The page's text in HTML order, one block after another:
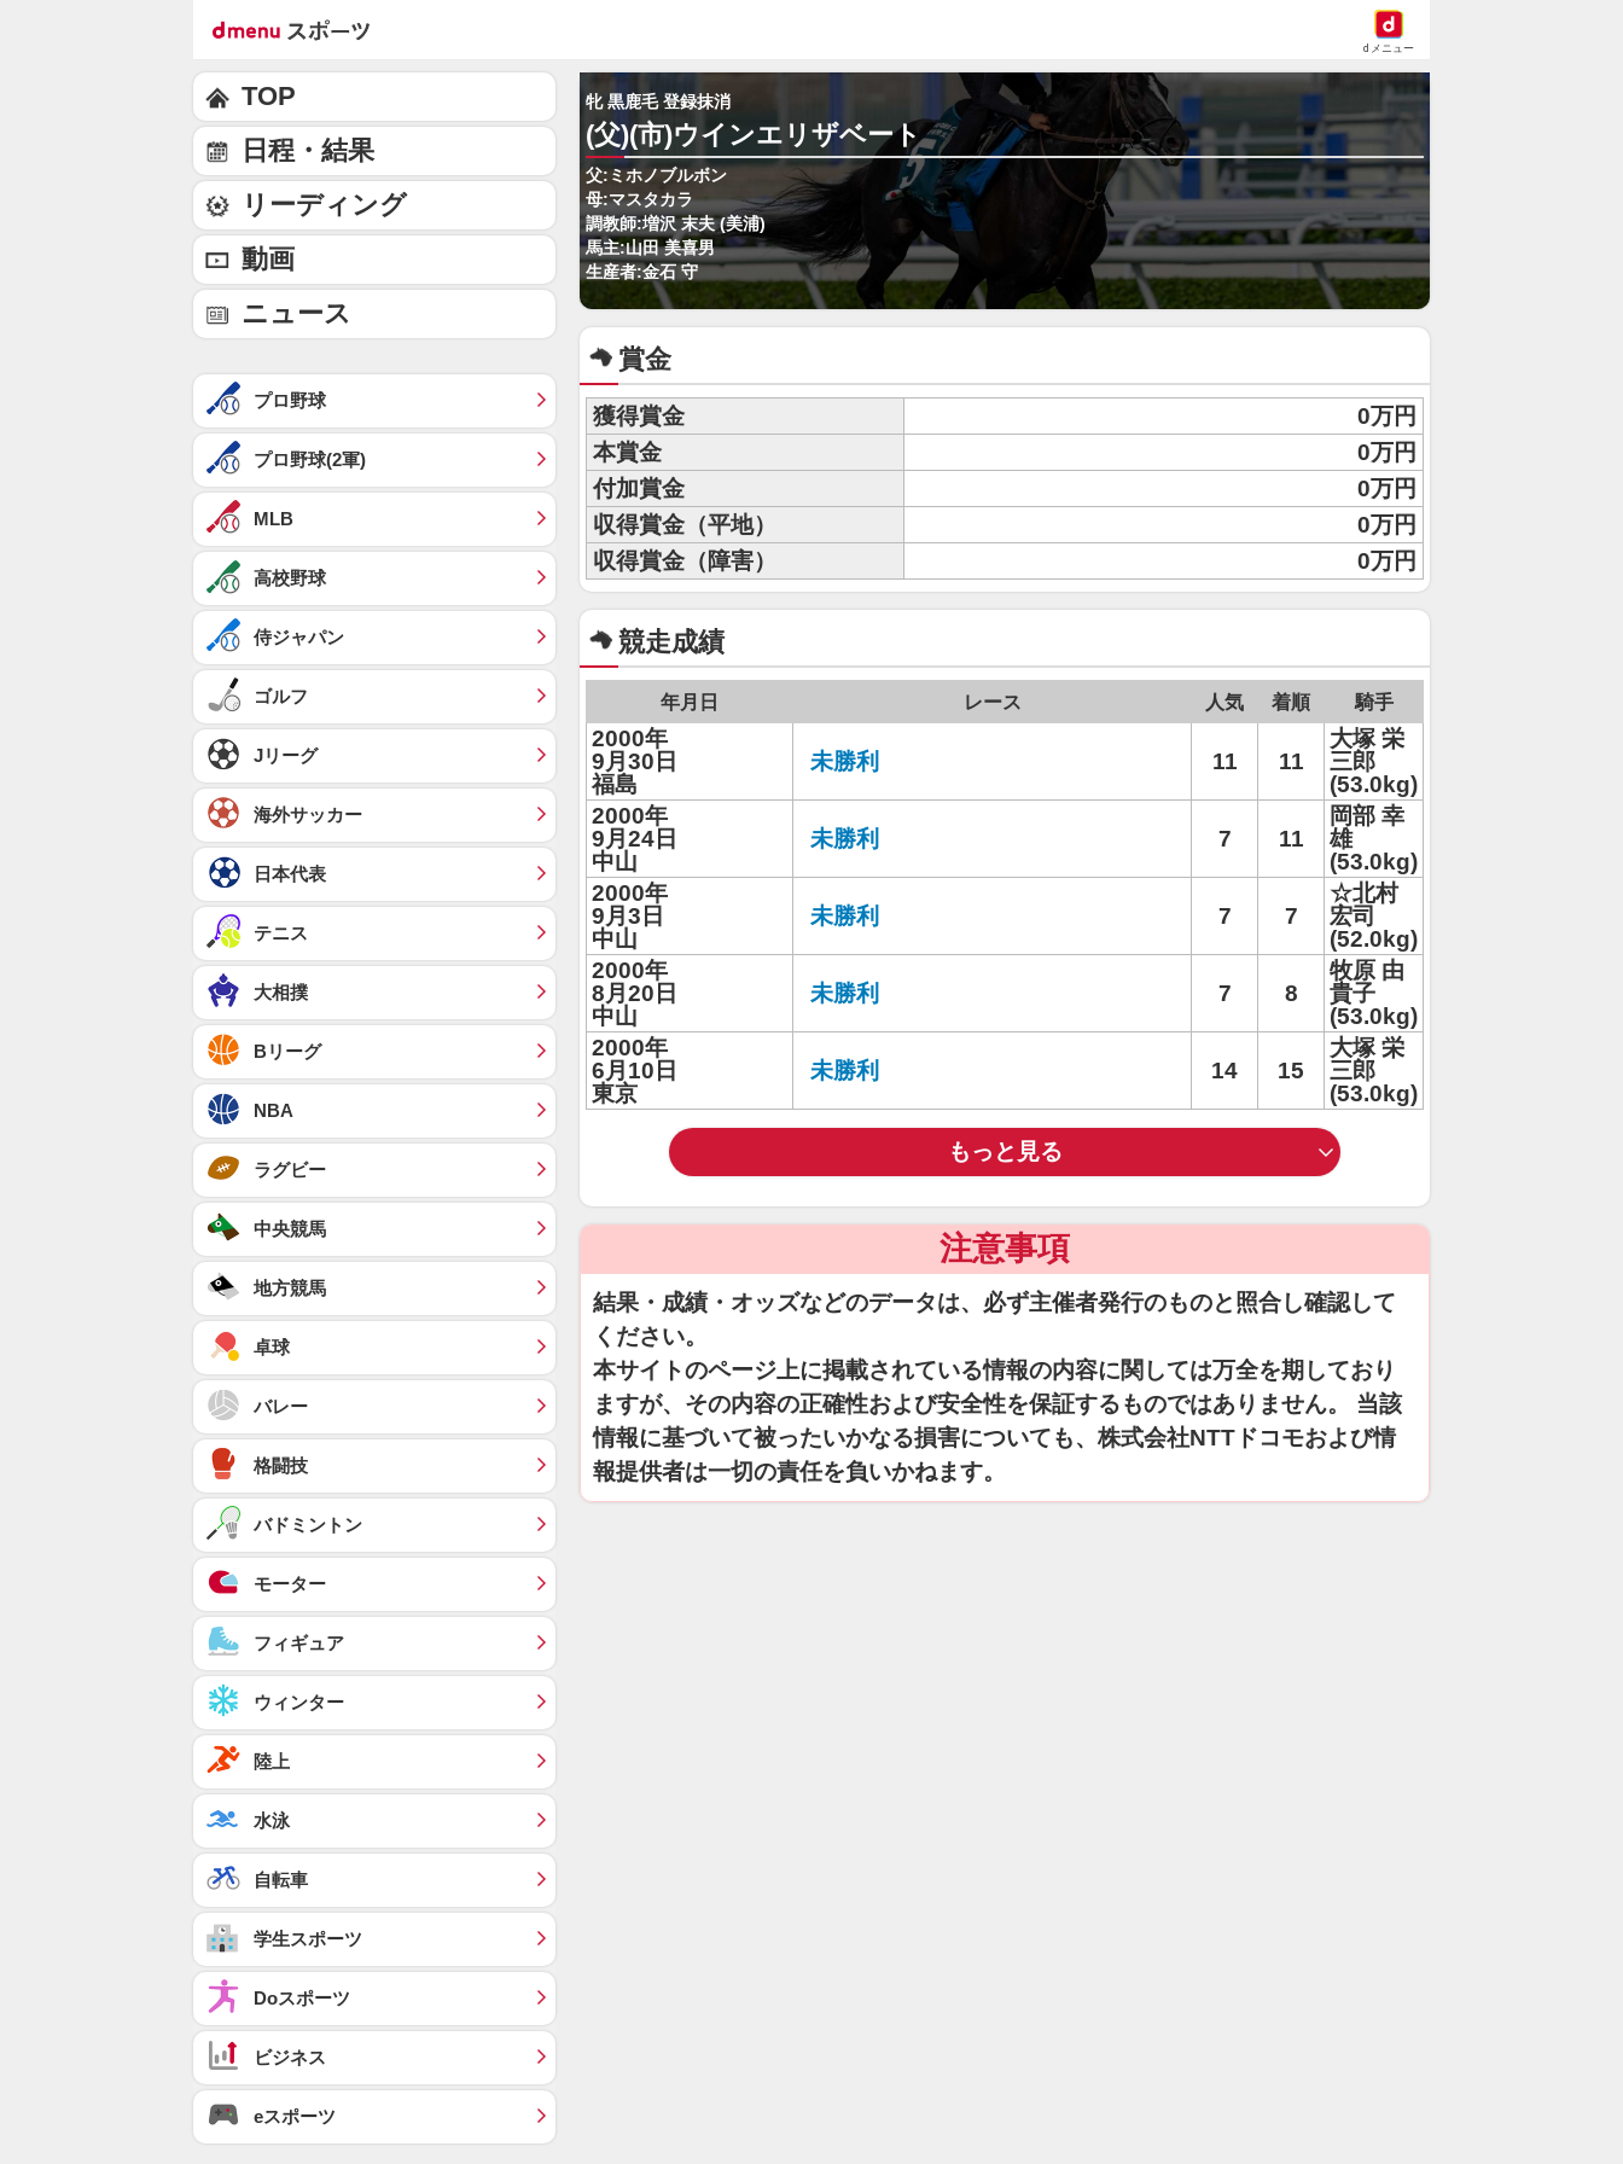
dメニュー
牝 黒鹿毛 登録抹消
(父)(市)ウインエリザベート
父:ミホノブルボン
母:マスタカラ
調教師:増沢 末夫 (美浦)
馬主:山田 美喜男
生産者:金石 守
賞金
獲得賞金
0万円
本賞金
0万円
付加賞金
0万円
収得賞金（平地）
0万円
収得賞金（障害）
0万円
競走成績
年月日 レース 人気 着順 騎手
2000年
9月30日
福島
未勝利 11 11
大塚 栄
三郎
(53.0kg)
2000年
9月24日
中山
未勝利 7 11
岡部 幸
雄
(53.0kg)
2000年
9月3日
中山
未勝利 7 7
☆北村
宏司
(52.0kg)
2000年
8月20日
中山
未勝利 7 8
牧原 由
貴子
(53.0kg)
2000年
6月10日
東京
未勝利 14 15
大塚 栄
三郎
(53.0kg)
もっと見る
注意事項
結果・成績・オッズなどのデータは、必ず主催者発行のものと照合し確認して
ください。
本サイトのページ上に掲載されている情報の内容に関しては万全を期しており
ますが、その内容の正確性および安全性を保証するものではありません。 当該
情報に基づいて被ったいかなる損害についても、株式会社NTTドコモおよび情
報提供者は一切の責任を負いかねます。
TOP
日程・結果
リーディング
動画
ニュース
プロ野球
プロ野球(2軍)
MLB
高校野球
侍ジャパン
ゴルフ
Jリーグ
海外サッカー
日本代表
テニス
大相撲
Bリーグ
NBA
ラグビー
中央競馬
地方競馬
卓球
バレー
格闘技
バドミントン
モーター
フィギュア
ウィンター
陸上
水泳
自転車
学生スポーツ
Doスポーツ
ビジネス
eスポーツ